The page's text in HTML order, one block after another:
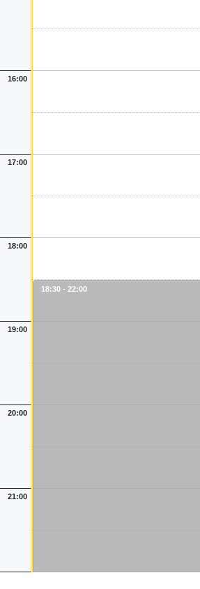
16:00
17:00
18:00
19:00
20:00
21:00
18:30 - 22:00